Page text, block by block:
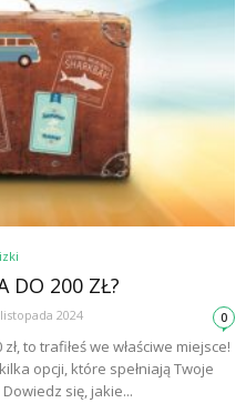
DO 200 ZŁ?
2024 0
to trafiłeś we właściwe miejsce!
opcji, które spełniają Twoje
się, jakie...